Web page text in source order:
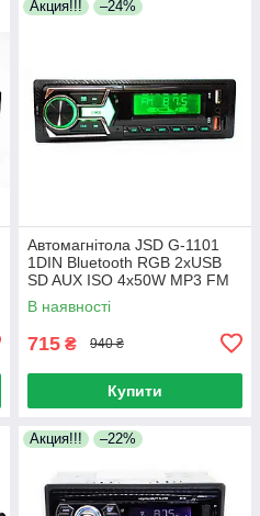
Акция!!! –24%
Автомагнітола JSD G-1101
1DIN Bluetooth RGB 2xUSB
SD AUX ISO 4x50W MP3 FM
автомобільна магнітола з
пультом ДК
В наявності
715 ₴ 940 ₴
Купити
Акция!!! –22%